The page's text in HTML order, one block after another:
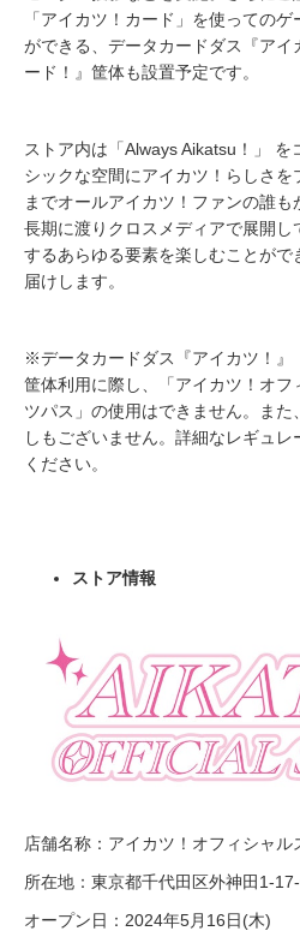
「アイカツ！カード」を使っての
ができる、データカードダス『ア
ード！』筐体も設置予定です。
ストア内は「Always Aikatsu！」
シックな空間にアイカツ！らしさを
までオールアイカツ！ファンの誰も
長期に渡りクロスメディアで展開
するあらゆる要素を楽しむことが
届けします。
※データカードダス『アイカツ！』
筐体利用に際し、「アイカツ！オフ
ツパス」の使用はできません。ま
しもございません。詳細なレギュ
ください。
ストア情報
店舗名称：アイカツ！オフィシャル
所在地：東京都千代田区外神田1-
オープン日：2024年5月16日(木)